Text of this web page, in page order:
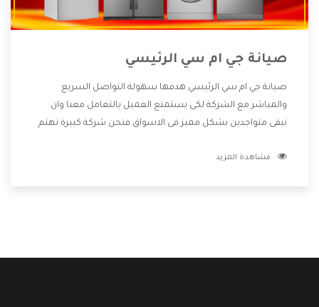
صيانة جي ام سي الرئيسي
صيانة جي ام سي الرئيسي هدفها سهولة التواصل السريع
والمباشر مع الشركة لكى يستمتع العميل بالتعامل معنا وان
نبقى متواجدين بشكل مميز فى الاسواق فنحن شركة كبيرة نهتم
الشركة بها والتى تكون منها خدمة الصيانة التى تكون من أهم
مشاهدة المزيد